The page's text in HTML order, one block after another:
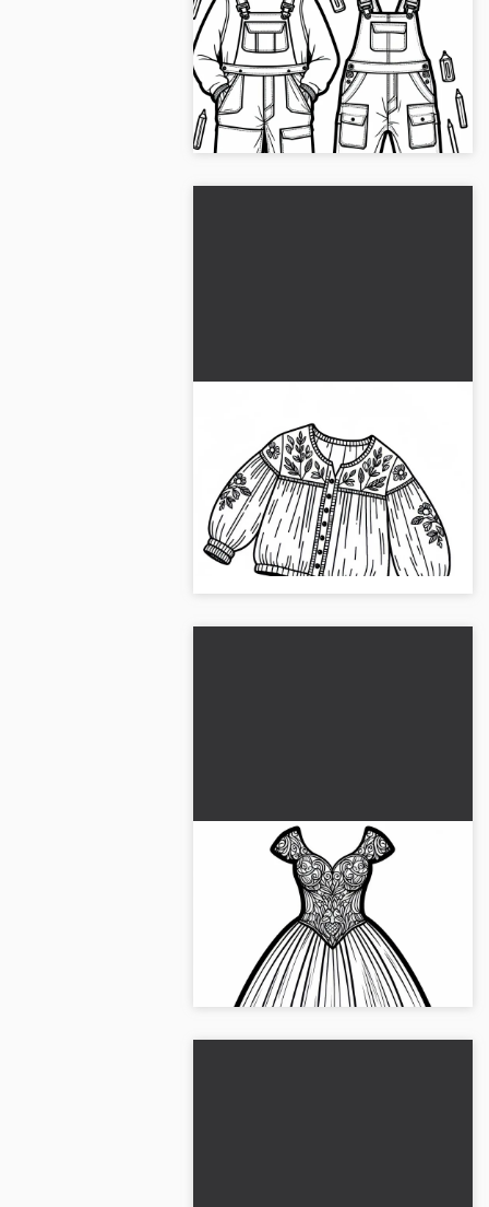
i overall - Gratis nedlasting
Få et kreativt fargeleggingsbilde av
en overall nå, og last det ned gratis.
Ideelt for store og små!...
klær - Gratis
Last ned dette morsomme
fargeleggingsbildet av en
fritidskjole gratis, og oppdag
kreative måter å fargelegge på....
Brudekjole fargelegge
Gratis fargelegging av klær
Last ned det gratis fargeleggeren
av en brudekjole og la kreativiteten
din få fritt spillerom. Last ned nå!...